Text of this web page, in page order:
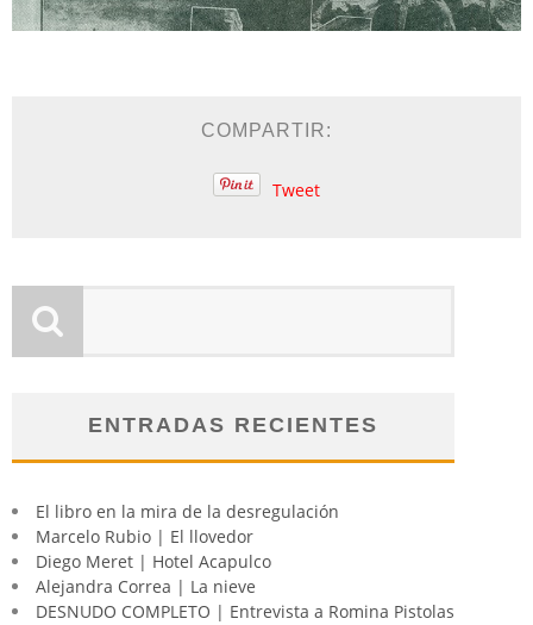
COMPARTIR:
Tweet
ENTRADAS RECIENTES
El libro en la mira de la desregulación
Marcelo Rubio | El llovedor
Diego Meret | Hotel Acapulco
Alejandra Correa | La nieve
DESNUDO COMPLETO | Entrevista a Romina Pistolas